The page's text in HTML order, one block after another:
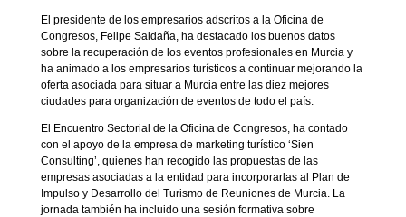
El presidente de los empresarios adscritos a la Oficina de
Congresos, Felipe Saldaña, ha destacado los buenos datos
sobre la recuperación de los eventos profesionales en Murcia y
ha animado a los empresarios turísticos a continuar mejorando la
oferta asociada para situar a Murcia entre las diez mejores
ciudades para organización de eventos de todo el país.
El Encuentro Sectorial de la Oficina de Congresos, ha contado
con el apoyo de la empresa de marketing turístico ‘Sien
Consulting’, quienes han recogido las propuestas de las
empresas asociadas a la entidad para incorporarlas al Plan de
Impulso y Desarrollo del Turismo de Reuniones de Murcia. La
jornada también ha incluido una sesión formativa sobre